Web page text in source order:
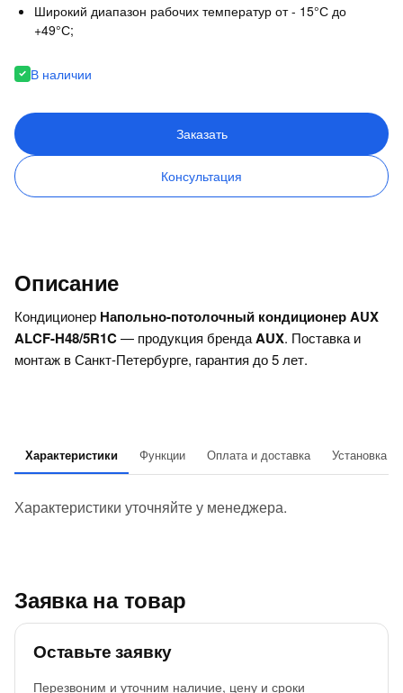
Широкий диапазон рабочих температур от - 15°С до
+49°С;
В наличии
Заказать
Консультация
Описание
Кондиционер Напольно-потолочный кондиционер AUX
ALCF-H48/5R1C— продукция брендаAUX. Поставка и
монтаж в Санкт-Петербурге, гарантия до 5 лет.
Характеристики Функции Оплата и доставка Установка
Характеристики уточняйте у менеджера.
Заявка на товар
Оставьте заявку
Перезвоним и уточним наличие, цену и сроки